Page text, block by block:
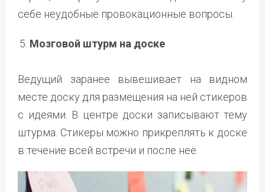
себе неудобные провокационные вопросы.
Мозговой штурм на доске
Ведущий заранее вывешивает на видном
месте доску для размещения на ней стикеров
с идеями. В центре доски записывают тему
штурма. Стикеры можно прикреплять к доске
в течение всей встречи и после неё.